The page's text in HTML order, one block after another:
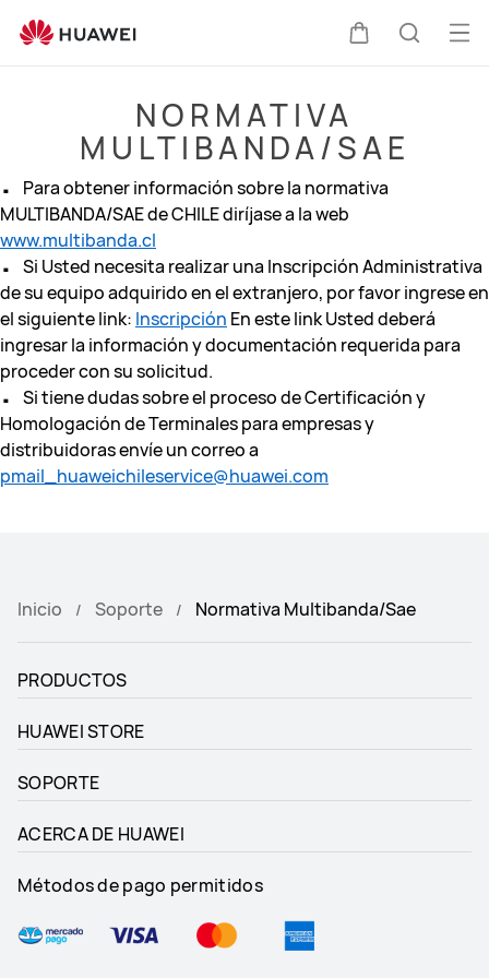
técnico
NORMATIVA
MULTIBANDA/SAE
.
Para obtener información sobre la normativa
MULTIBANDA/SAE de CHILE diríjase a la web
www.multibanda.cl
. Si Usted necesita realizar una Inscripción Administrativa
de su equipo adquirido en el extranjero, por favor ingrese en
el siguiente link: Inscripción En este link Usted deberá
ingresar la información y documentación requerida para
proceder con su solicitud.
. Si tiene dudas sobre el proceso de Certificación y
Homologación de Terminales para empresas y
distribuidoras envíe un correo a
pmail_huaweichileservice@huawei.com
Inicio Soporte Normativa Multibanda/Sae
PRODUCTOS
HUAWEI STORE
SOPORTE
ACERCA DE HUAWEI
Métodos de pago permitidos